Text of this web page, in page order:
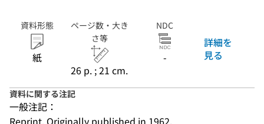
資料形態
紙
ページ数・大き
さ等
26 p. ; 21 cm.
NDC
-
詳細を
見る
資料に関する注記
一般注記：
Reprint. Originally published in 1962.